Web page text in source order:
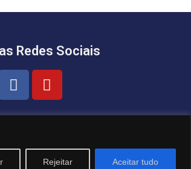
Rejeitar Aceitar tudo
Redes Sociais